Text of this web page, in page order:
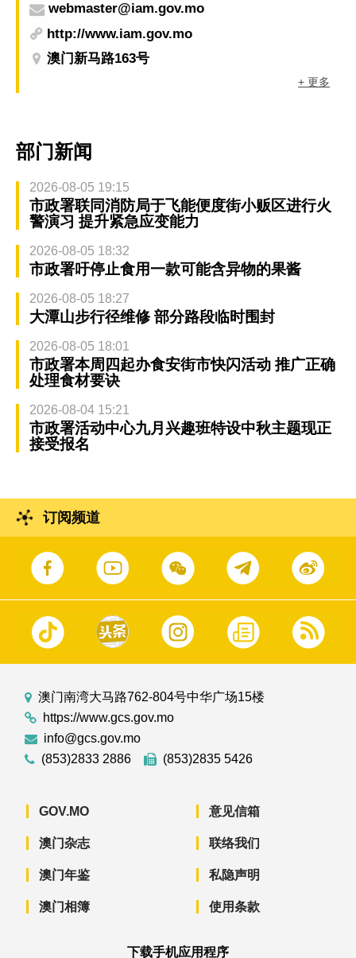
webmaster@iam.gov.mo
http://www.iam.gov.mo
澳门新马路163号
+ 更多
部门新闻
2026-08-05 19:15
市政署联同消防局于飞能便度街小贩区进行火
警演习 提升紧急应变能力
2026-08-05 18:32
市政署吁停止食用一款可能含异物的果酱
2026-08-05 18:27
大潭山步行径维修 部分路段临时围封
2026-08-05 18:01
市政署本周四起办食安街市快闪活动 推广正确
处理食材要诀
2026-08-04 15:21
市政署活动中心九月兴趣班特设中秋主题现正
接受报名
订阅频道
澳门南湾大马路762-804号中华广场15楼
https://www.gcs.gov.mo
info@gcs.gov.mo
(853)2833 2886
(853)2835 5426
GOV.MO
澳门杂志
澳门年鉴
澳门相簿
意见信箱
联络我们
私隐声明
使用条款
下载手机应用程序